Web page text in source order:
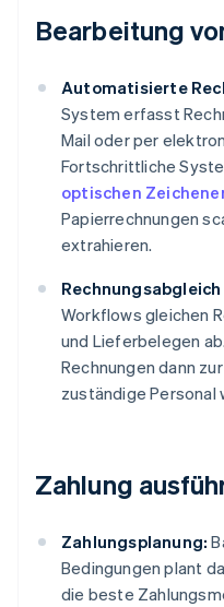
Bearbeitung
Automatisierte
System erfasst
Mail oder per
Fortschrittliche
optischen
Papierrechnungen
extrahieren.
Workflows gleichen
und Lieferbelegen
Rechnungen dann
zuständige Personal
Zahlung
Zahlungsplanung:
Bedingungen plant
die beste